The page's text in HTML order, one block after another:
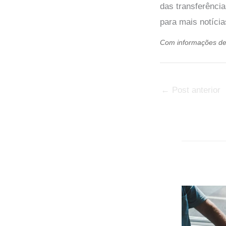
das
para mais
Com informações
← Post anterior